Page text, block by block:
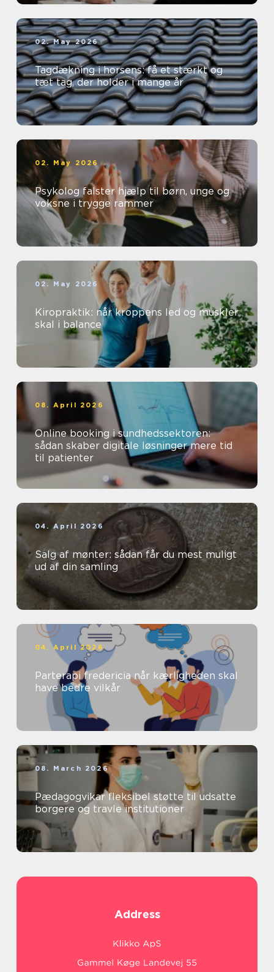
02. May 2026
Tagdækning i horsens: få et stærkt og
tæt tag, der holder i mange år
02. May 2026
Psykolog falster hjælp til børn, unge og
voksne i trygge rammer
02. May 2026
Kiropraktik: når kroppens led og muskler
skal i balance
08. April 2026
Online booking i sundhedssektoren:
sådan skaber digitale løsninger mere tid
til patienter
04. April 2026
Salg af mønter: sådan får du mest muligt
ud af din samling
04. April 2026
Parterapi fredericia når kærligheden skal
have bedre vilkår
08. March 2026
Pædagogvikar fleksibel støtte til udsatte
borgere og travle institutioner
Address